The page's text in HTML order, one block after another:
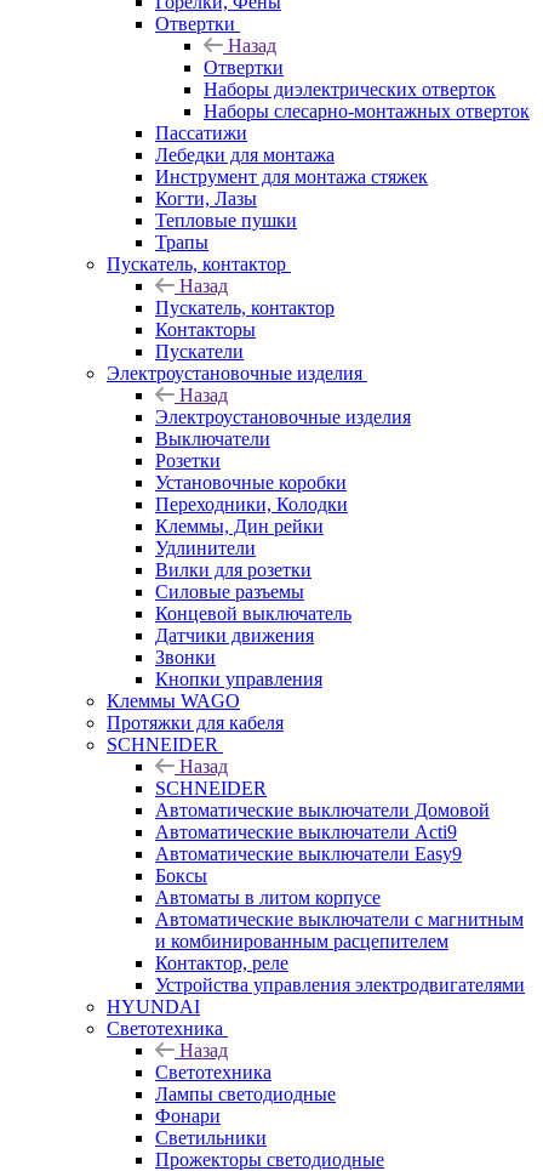
Отвертки
Назад
Отвертки
Наборы диэлектрических отверток
Наборы слесарно-монтажных отверток
Пассатижи
Лебедки для монтажа
Инструмент для монтажа стяжек
Когти, Лазы
Тепловые пушки
Трапы
Пускатель, контактор
Назад
Пускатель, контактор
Контакторы
Пускатели
Электроустановочные изделия
Назад
Электроустановочные изделия
Выключатели
Розетки
Установочные коробки
Переходники, Колодки
Клеммы, Дин рейки
Удлинители
Вилки для розетки
Силовые разъемы
Концевой выключатель
Датчики движения
Звонки
Кнопки управления
Клеммы WAGO
Протяжки для кабеля
SCHNEIDER
Назад
SCHNEIDER
Автоматические выключатели Домовой
Автоматические выключатели Acti9
Автоматические выключатели Easy9
Боксы
Автоматы в литом корпусе
Автоматические выключатели с магнитным
и комбинированным расцепителем
Контактор, реле
Устройства управления электродвигателями
HYUNDAI
Светотехника
Назад
Светотехника
Лампы светодиодные
Фонари
Светильники
Прожекторы светодиодные